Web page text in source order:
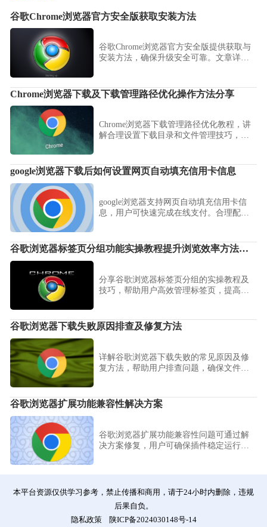
谷歌Chrome浏览器官方安全版获取安装方法
谷歌Chrome浏览器官方安全版提供获取与
安装方法，确保升级安全可靠。文章详细
Chrome浏览器下载及下载管理路径优化操作方法分享
Chrome浏览器下载管理路径优化教程，讲
解合理设置下载目录和文件管理技巧，帮
google浏览器下载后如何设置网页自动填充信用卡信息
google浏览器支持网页自动填充信用卡信
息，用户可快速完成在线支付。合理配置
谷歌浏览器标签页分组功能实操教程提升浏览效率方法分享
分享谷歌浏览器标签页分组的实操教程及
技巧，帮助用户高效管理标签页，提高浏
谷歌浏览器下载失败原因排查及修复方法
详解谷歌浏览器下载失败的常见原因及修
复方法，帮助用户排查问题，确保文件下
谷歌浏览器扩展功能兼容性解决方案
谷歌浏览器扩展功能兼容性问题可通过解
决方案修复，用户可确保插件稳定运行，
本平台资源仅供学习参考，禁止传播和商用，请于24小时内删除，违规
后果自负。
隐私政策
陕ICP备2024030148号-14